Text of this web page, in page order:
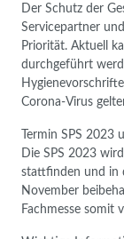
Der Schutz der
Servicepartner
Priorität. Aktuell
durchgeführt
Corona-Virus
Termin SPS 2023
Die SPS 2023
stattfinden und in
November
Fachmesse somit